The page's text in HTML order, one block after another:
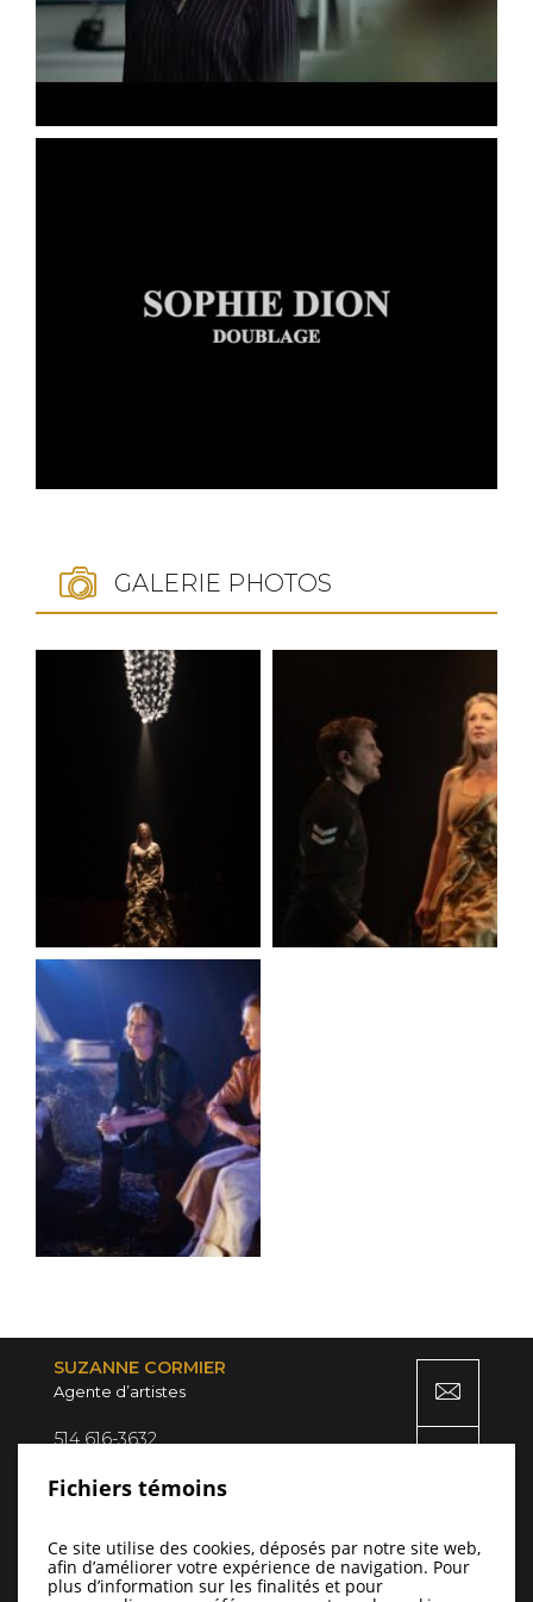
GALERIE PHOTOS
SUZANNE CORMIER
Agente d’artistes
514 616-3632
7851, av. de Gaspé
Fichiers témoins
Ce site utilise des cookies, déposés par notre site web,
afin d’améliorer votre expérience de navigation. Pour
plus d’information sur les finalités et pour